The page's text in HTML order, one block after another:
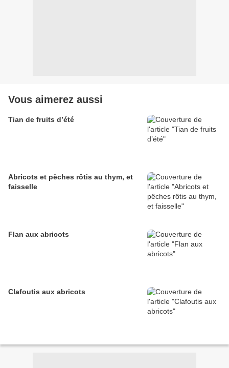
Vous aimerez aussi
Tian de fruits d’été
Abricots et pêches rôtis au thym, et
faisselle
Flan aux abricots
Clafoutis aux abricots